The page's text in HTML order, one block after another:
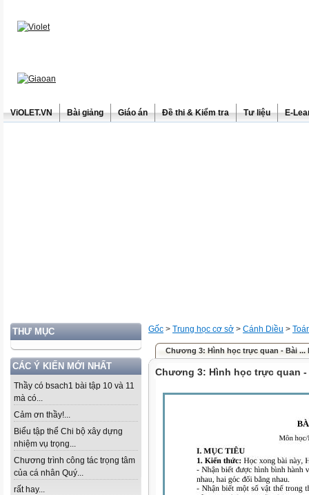
ViOLET.VN Bài giảng Giáo án Đề thi & Kiểm tra Tư liệu E-
THƯ MỤC
CÁC Ý KIẾN MỚI NHẤT
Thầy có bsach1 bài tập 10 và 11
mà có...
Cảm ơn thầy!...
Biểu tập thể Chi bộ xây dựng
nhiệm vụ trọng...
Chương trình công tác trọng tâm
của cá nhân Quý...
rất hay...
Gốc > Trung học cơ sở > Cánh Diều >
Chương 3: Hình học trực quan - Bài ...
Chương 3: Hình học trực quan